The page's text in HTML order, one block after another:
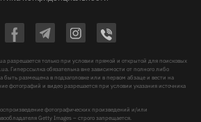
разрешается только при условии прямой и открытой для поисковых
Гиперссылка обязательна вне зависимости от полного либо
быть размещена в подзаголовке или в первом абзаце и вести на
фотографий и видео разрешается при условии указания источника
фотографических произведений и/или
Getty Images – строго запрещается.